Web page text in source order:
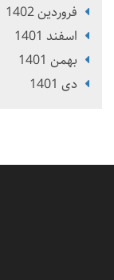
فروردین 1402
اسفند 1401
بهمن 1401
دی 1401